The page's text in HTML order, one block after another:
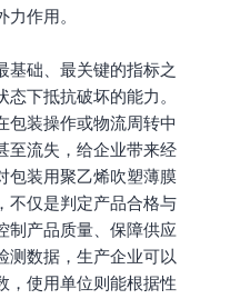
作用。
基础、最关键的指标之
下抵抗破坏的能力。
包装操作或物流周转中
至流失，给企业带来经
包装用聚乙烯吹塑薄膜
不仅是判定产品合格与
制产品质量、保障供应
测数据，生产企业可以
，使用单位则能根据性